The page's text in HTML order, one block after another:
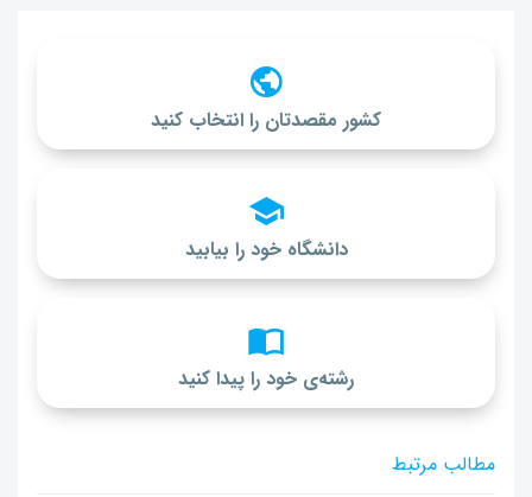
کشور مقصدتان را انتخاب کنید
دانشگاه خود را بیابید
رشته‌ی خود را پیدا کنید
مطالب مرتبط